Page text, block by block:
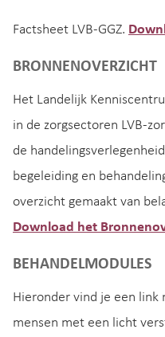
Factsheet LVB-GGZ.
BRONNENOVERZICHT
Het Landelijk
in de zorgsectoren LVB-
de
begeleiding en
overzicht gemaakt van
Download het
BEHANDELMODULES
Hieronder vind je een link
mensen met een licht